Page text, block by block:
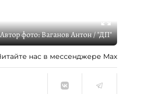
Автор фото:Ваганов Антон / "ДП"
нас в мессенджере Max